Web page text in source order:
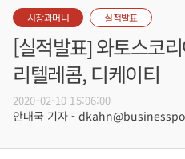
시장과머니 실적발표
[실적발표] 와토스코
리텔레콤, 디케이티
2020-02-10 15:06:00
안대국 기자 -